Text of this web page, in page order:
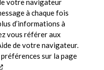
votre navigateur
à chaque fois
d’informations à
vous référer aux
de votre navigateur.
sur la page